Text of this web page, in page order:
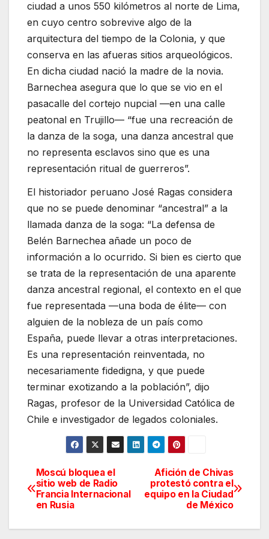
ciudad a unos 550 kilómetros al norte de Lima,
en cuyo centro sobrevive algo de la
arquitectura del tiempo de la Colonia, y que
conserva en las afueras sitios arqueológicos.
En dicha ciudad nació la madre de la novia.
Barnechea asegura que lo que se vio en el
pasacalle del cortejo nupcial —en una calle
peatonal en Trujillo— “fue una recreación de
la danza de la soga, una danza ancestral que
no representa esclavos sino que es una
representación ritual de guerreros”.
El historiador peruano José Ragas considera
que no se puede denominar “ancestral” a la
llamada danza de la soga: “La defensa de
Belén Barnechea añade un poco de
información a lo ocurrido. Si bien es cierto que
se trata de la representación de una aparente
danza ancestral regional, el contexto en el que
fue representada —una boda de élite— con
alguien de la nobleza de un país como
España, puede llevar a otras interpretaciones.
Es una representación reinventada, no
necesariamente fidedigna, y que puede
terminar exotizando a la población”, dijo
Ragas, profesor de la Universidad Católica de
Chile e investigador de legados coloniales.
Navegación
de
entradas
Afición de Chivas
protestó contra el
equipo en la Ciudad
de México
Moscú bloquea el
sitio web de Radio
Francia Internacional
en Rusia